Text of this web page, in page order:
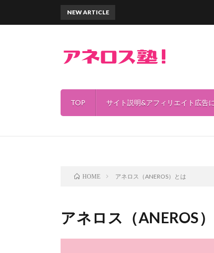
TOP サイト説明&アフィリエイト広告
NEW ARTICLE
HOME アネロス（ANEROS）とは
アネロス（ANEROS